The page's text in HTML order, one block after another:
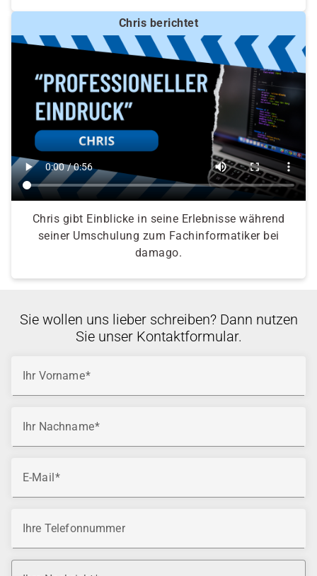
Chris berichtet
Chris gibt Einblicke in seine Erlebnisse während
seiner Umschulung zum Fachinformatiker bei
damago.
Sie wollen uns lieber schreiben? Dann nutzen
Sie unser Kontaktformular.
Ihr Vorname
Ihr Nachname
E-Mail
Ihre Telefonnummer